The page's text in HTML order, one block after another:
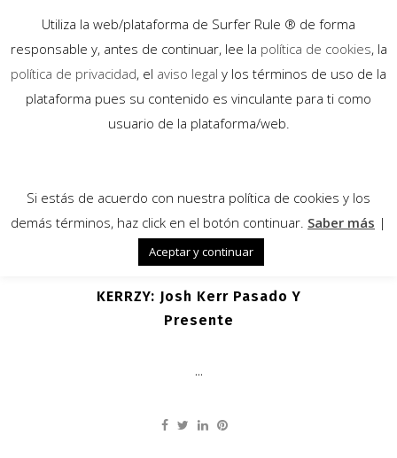
06
KERRZY: Josh Kerr Pasado Y
Presente
...
Utiliza la web/plataforma de Surfer Rule ® de forma
responsable y, antes de continuar, lee la política de cookies, la
política de privacidad, el aviso legal y los términos de uso de la
plataforma pues su contenido es vinculante para ti como
usuario de la plataforma/web.
Si estás de acuerdo con nuestra política de cookies y los
demás términos, haz click en el botón continuar. Saber más |
Aceptar y continuar